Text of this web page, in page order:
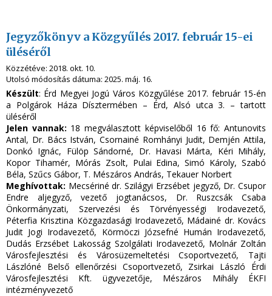
Jegyzőkönyv a Közgyűlés 2017. február 15-ei
üléséről
Közzétéve: 2018. okt. 10.
Utolsó módosítás dátuma: 2025. máj. 16.
Készült: Érd Megyei Jogú Város Közgyűlése 2017. február 15-én
a Polgárok Háza Dísztermében – Érd, Alsó utca 3. – tartott
üléséről
Jelen vannak: 18 megválasztott képviselőből 16 fő: Antunovits
Antal, Dr. Bács István, Csornainé Romhányi Judit, Demjén Attila,
Donkó Ignác, Fülöp Sándorné, Dr. Havasi Márta, Kéri Mihály,
Kopor Tihamér, Mórás Zsolt, Pulai Edina, Simó Károly, Szabó
Béla, Szűcs Gábor, T. Mészáros András, Tekauer Norbert
Meghívottak: Mecsériné dr. Szilágyi Erzsébet jegyző, Dr. Csupor
Endre aljegyző, vezető jogtanácsos, Dr. Ruszcsák Csaba
Önkormányzati, Szervezési és Törvényességi Irodavezető,
Péterfia Krisztina Közgazdasági Irodavezető, Mádainé dr. Kovács
Judit Jogi Irodavezető, Körmöczi Józsefné Humán Irodavezető,
Dudás Erzsébet Lakosság Szolgálati Irodavezető, Molnár Zoltán
Városfejlesztési és Városüzemeltetési Csoportvezető, Tajti
Lászlóné Belső ellenőrzési Csoportvezető, Zsirkai László Érdi
Városfejlesztési Kft. ügyvezetője, Mészáros Mihály ÉKFI
intézményvezető